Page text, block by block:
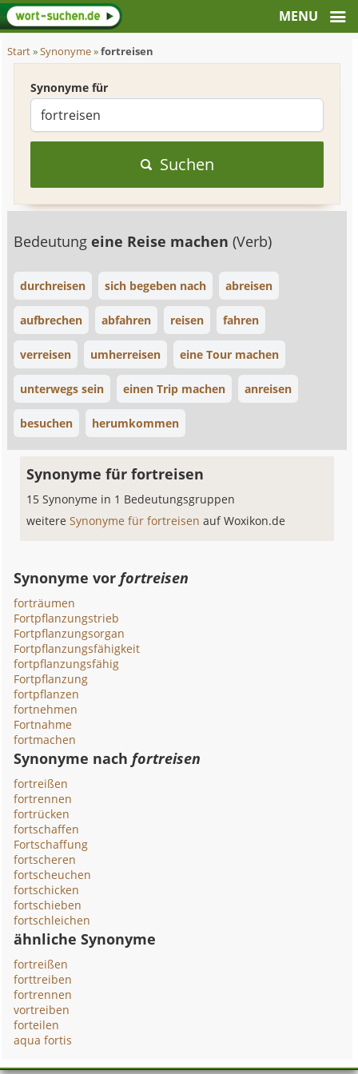
Start»Synonyme»fortreisen
Synonyme für
Suchen
Bedeutungeine Reise machen(Verb)
durchreisen sich begeben nach abreisen
aufbrechen abfahren reisen fahren
verreisen umherreisen eine Tour machen
unterwegs sein einen Trip machen anreisen
besuchen herumkommen
Synonyme für fortreisen
15 Synonyme in 1 Bedeutungsgruppen
weitereSynonyme für fortreisenauf Woxikon.de
Synonyme vorfortreisen
forträumen
Fortpflanzungstrieb
Fortpflanzungsorgan
Fortpflanzungsfähigkeit
fortpflanzungsfähig
Fortpflanzung
fortpflanzen
fortnehmen
Fortnahme
fortmachen
Synonyme nachfortreisen
fortreißen
fortrennen
fortrücken
fortschaffen
Fortschaffung
fortscheren
fortscheuchen
fortschicken
fortschieben
fortschleichen
ähnliche Synonyme
fortreißen
forttreiben
fortrennen
vortreiben
forteilen
aqua fortis